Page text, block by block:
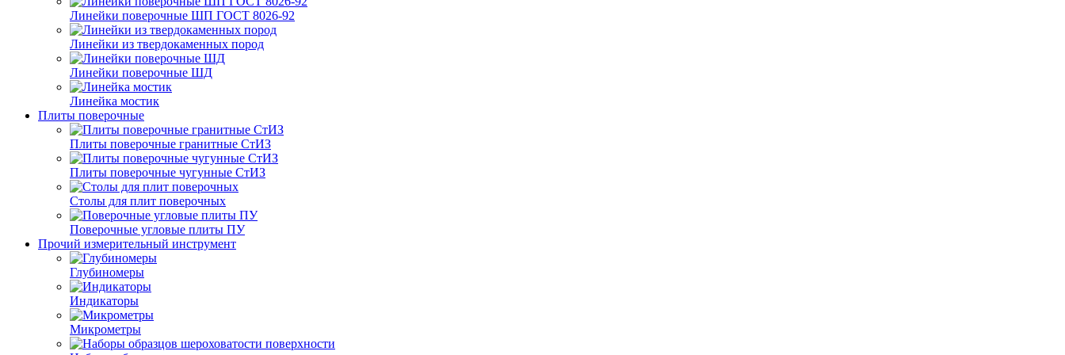
Линейки поверочные ШП ГОСТ 8026-92
Линейки из твердокаменных пород
Линейки поверочные ШД
Линейка мостик
Плиты поверочные
Плиты поверочные гранитные СтИЗ
Плиты поверочные чугунные СтИЗ
Столы для плит поверочных
Поверочные угловые плиты ПУ
Прочий измерительный инструмент
Глубиномеры
Индикаторы
Микрометры